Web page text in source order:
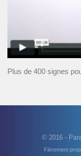
Plus de 400 signes
© 2016 -
Fièrement